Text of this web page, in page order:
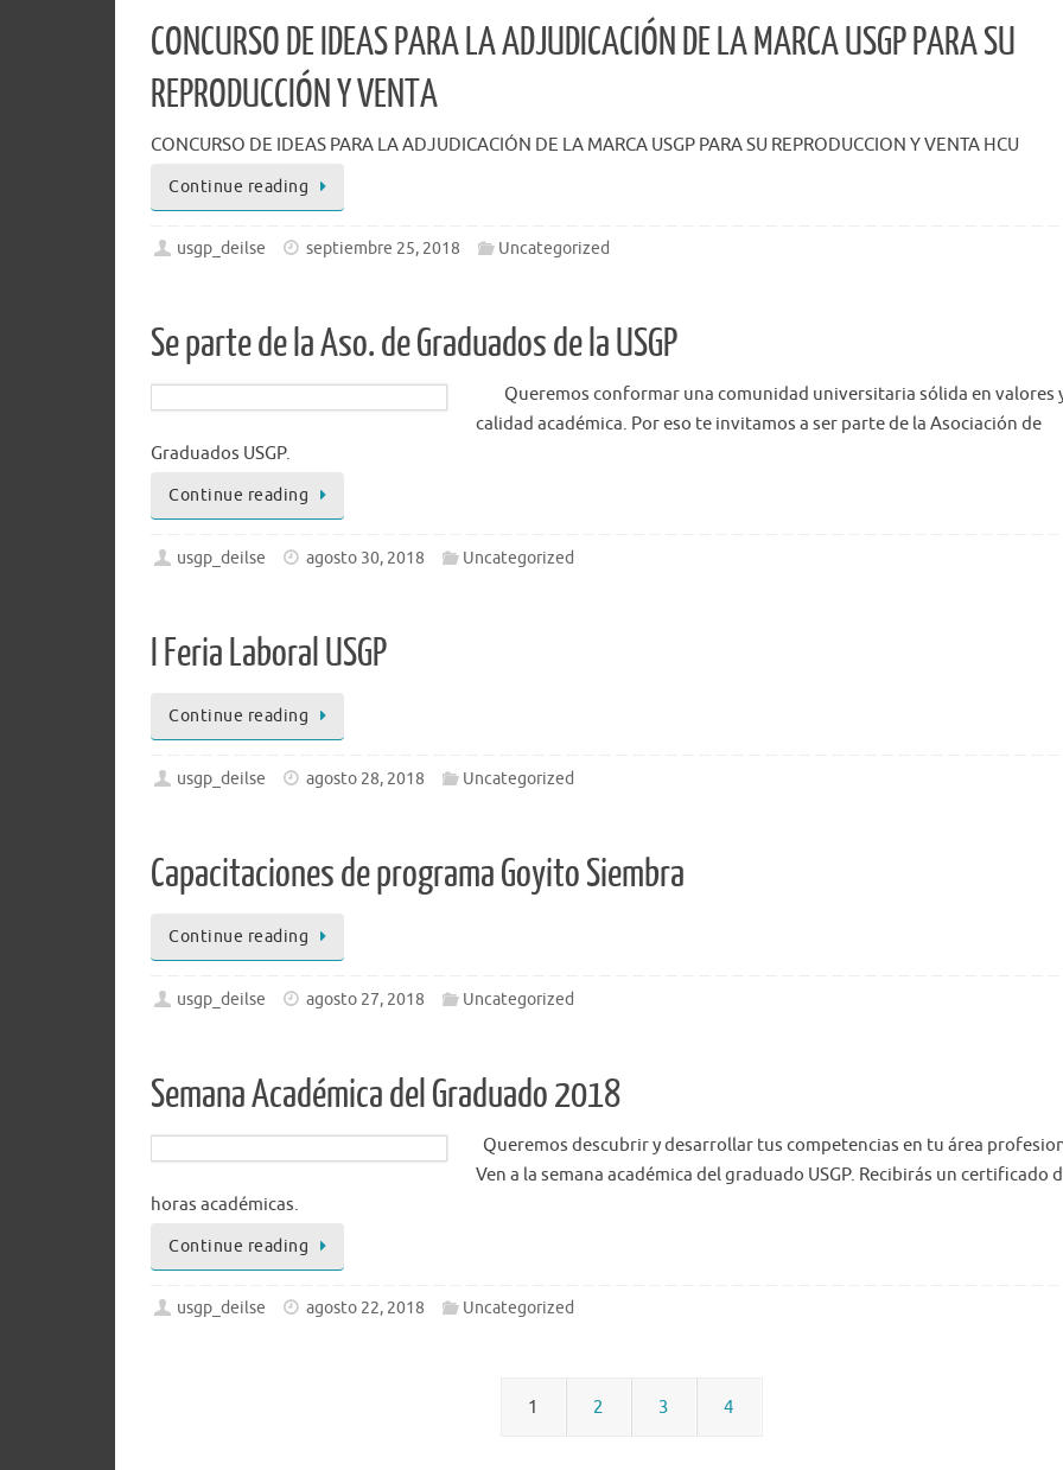
CONCURSO DE IDEAS PARA LA ADJUDICACIÓN DE LA MARCA USGP PARA SU
REPRODUCCIÓN Y VENTA
CONCURSO DE IDEAS PARA LA ADJUDICACIÓN DE LA MARCA USGP PARA SU REPRODUCCION Y VENTA HCU
Continue reading
usgp_deilse septiembre 25, 2018 Uncategorized
Se parte de la Aso. de Graduados de la USGP
Queremos conformar una comunidad universitaria sólida en valores
calidad académica. Por eso te invitamos a ser parte de la Asociación de
Graduados USGP.
Continue reading
usgp_deilse agosto 30, 2018 Uncategorized
I Feria Laboral USGP
Continue reading
usgp_deilse agosto 28, 2018 Uncategorized
Capacitaciones de programa Goyito Siembra
Continue reading
usgp_deilse agosto 27, 2018 Uncategorized
Semana Académica del Graduado 2018
Queremos descubrir y desarrollar tus competencias en tu área
Ven a la semana académica del graduado USGP. Recibirás un certificado
horas académicas.
Continue reading
usgp_deilse agosto 22, 2018 Uncategorized
1 2 3 4